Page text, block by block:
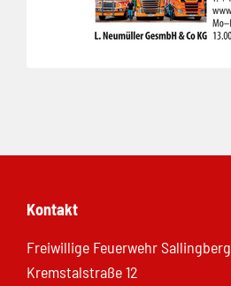
Kontakt
Freiwillige Feuerwehr Sallingberg
Kremstalstraße 12